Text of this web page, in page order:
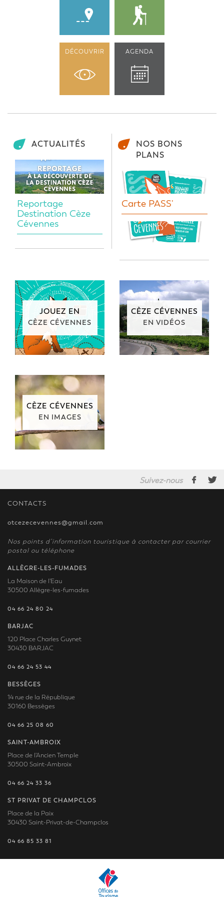
DÉCOUVRIR AGENDA
ACTUALITÉS
Reportage
Destination Cèze
Cévennes
NOS BONS
PLANS
Carte PASS'
JOUEZ EN
CÈZE CÉVENNES
CÈZE CÉVENNES
EN VIDÉOS
CÈZE CÉVENNES
EN IMAGES
Suivez-nous
CONTACTS
otcezecevennes@gmail.com
Nos points d’information touristique à contacter par courrier
postal ou téléphone
ALLÈGRE-LES-FUMADES
La Maison de l'Eau
30500 Allègre-les-fumades
04 66 24 80 24
BARJAC
120 Place Charles Guynet
30430 BARJAC
04 66 24 53 44
BESSÈGES
14 rue de la République
30160 Bessèges
04 66 25 08 60
SAINT-AMBROIX
Place de l'Ancien Temple
30500 Saint-Ambroix
04 66 24 33 36
ST PRIVAT DE CHAMPCLOS
Place de la Paix
30430 Saint-Privat-de-Champclos
04 66 85 33 81